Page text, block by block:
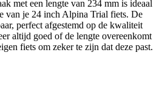
met een lengte van 234 mm is ideaal
van je 24 inch Alpina Trial fiets. De
perfect afgestemd op de kwaliteit
altijd goed of de lengte overeenkomt
fiets om zeker te zijn dat deze past.